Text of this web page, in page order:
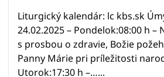
Liturgický kalendár: lc kbs.sk
24.02.2025 – Pondelok:08:00 h –
s prosbou o zdravie, Božie
Panny Márie pri príležitosti
Utorok:17:30 h –…...